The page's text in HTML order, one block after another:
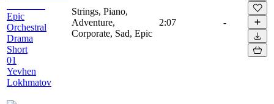
Epic
Orchestral
Drama
Short
01
Yevhen
Lokhmatov
Strings, Piano,
Adventure,
Corporate, Sad, Epic
2:07 -